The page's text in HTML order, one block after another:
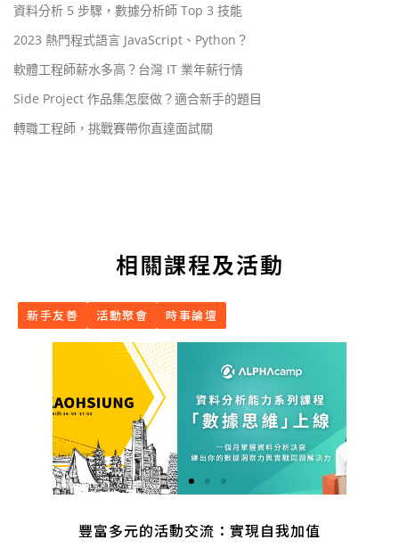
資料分析 5 步驟，數據分析師 Top 3 技能
2023 熱門程式語言 JavaScript、Python？
軟體工程師薪水多高？台灣 IT 業年薪行情
Side Project 作品集怎麼做？適合新手的題目
轉職工程師，挑戰賽帶你直達面試關
相關課程及活動
新手友善 活動聚會 時事論壇
豐富多元的活動交流：實現自我加值